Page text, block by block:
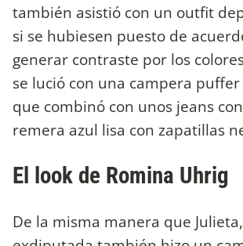
también asistió con un outfit
si se hubiesen puesto de
generar contraste por los
se lució con una campera
que combinó con unos jeans
remera azul lisa con zapatillas
El look de Romina Uhrig
De la misma manera que